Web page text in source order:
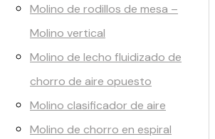
Molino de rodillos de mesa –
Molino vertical
Molino de lecho fluidizado de
chorro de aire opuesto
Molino clasificador de aire
Molino de chorro en espiral